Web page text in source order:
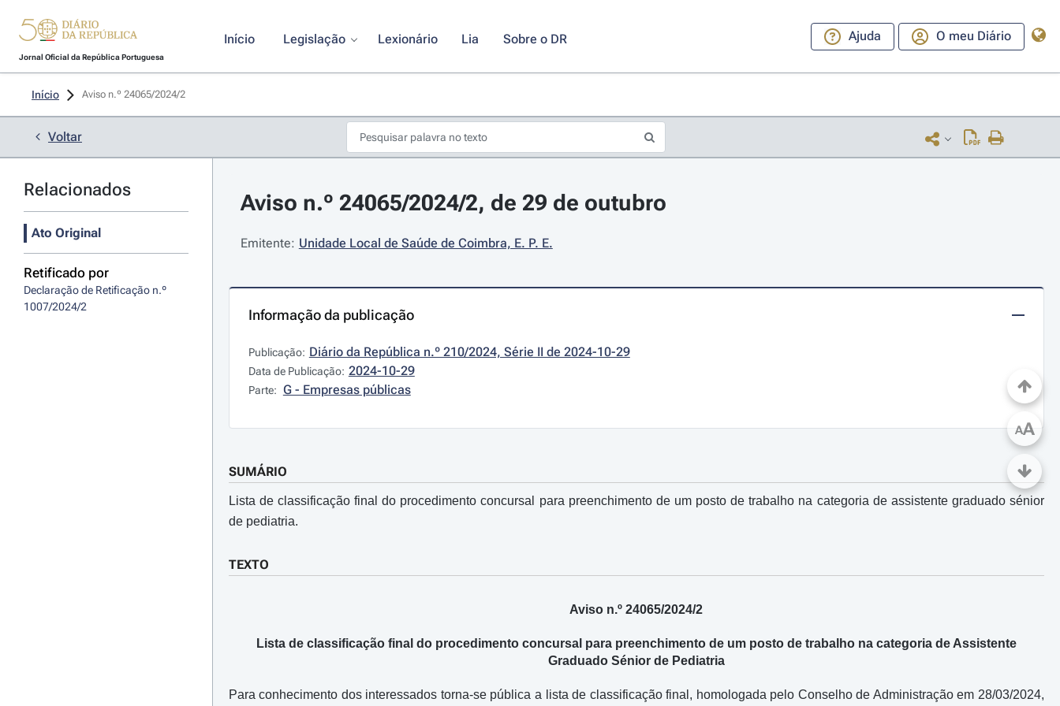
Jornal Oficial da República Portuguesa
Início Legislação Lexionário Lia Sobre o DR Ajuda O meu Diário
Início Aviso n.º 24065/2024/2
Voltar
Relacionados
Ato Original
Retificado por
Declaração de Retificação n.º
1007/2024/2
Aviso n.º 24065/2024/2, de 29 de outubro
Emitente: Unidade Local de Saúde de Coimbra, E. P. E.
Informação da publicação
Publicação: Diário da República n.º 210/2024, Série II de 2024-10-29
Data de Publicação: 2024-10-29
Parte: G - Empresas públicas
SUMÁRIO
Lista de classificação final do procedimento concursal para preenchimento de um posto de trabalho na categoria de assistente graduado sénior
de pediatria.
TEXTO
Aviso n.º 24065/2024/2
Lista de classificação final do procedimento concursal para preenchimento de um posto de trabalho na categoria de Assistente
Graduado Sénior de Pediatria
Para conhecimento dos interessados torna-se pública a lista de classificação final, homologada pelo Conselho de Administração em 28/03/2024,
AA